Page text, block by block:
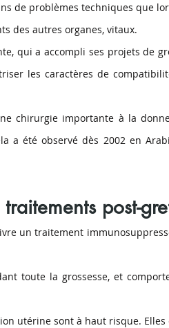
de problèmes techniques que
des autres organes, vitaux.
qui a accompli ses projets de
les caractères de
chirurgie importante à la
a été observé dès 2002 en
post-
un traitement
toute la grossesse, et
utérine sont à haut risque.